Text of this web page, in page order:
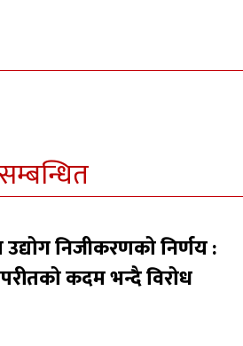
उद्योग निजीकरणको निर्णय :
कदम भन्दै विरोध